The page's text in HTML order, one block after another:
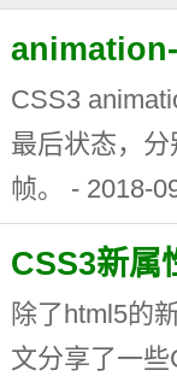
CSS3
最后状态，
帧。 - 2018-
CSS3新属
除了html5的
文分享了一